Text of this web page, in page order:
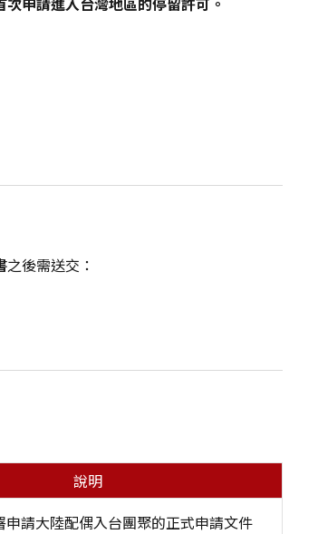
之後需送交：
說明
申請大陸配偶入台團聚的正式申請文件